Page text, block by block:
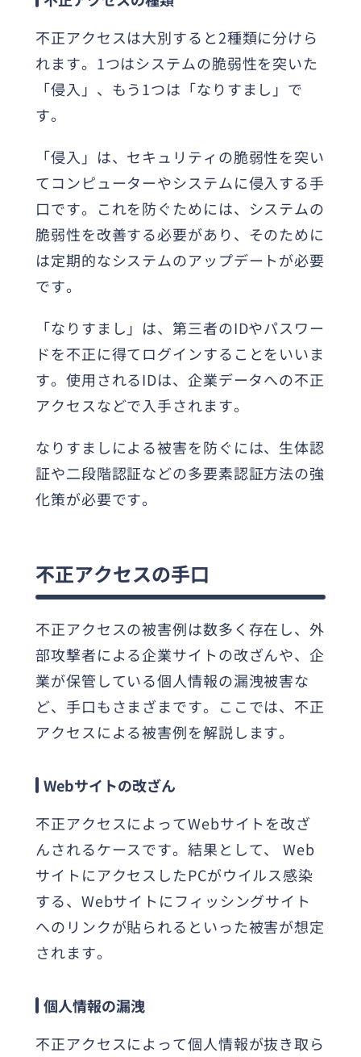
不正アクセスは大別すると2種類に分けら
れます。1つはシステムの脆弱性を突いた
「侵入」、もう1つは「なりすまし」で
す。
「侵入」は、セキュリティの脆弱性を突い
てコンピューターやシステムに侵入する手
口です。これを防ぐためには、システムの
脆弱性を改善する必要があり、そのために
は定期的なシステムのアップデートが必要
です。
「なりすまし」は、第三者のIDやパスワー
ドを不正に得てログインすることをいいま
す。使用されるIDは、企業データへの不正
アクセスなどで入手されます。
なりすましによる被害を防ぐには、生体認
証や二段階認証などの多要素認証方法の強
化策が必要です。
不正アクセスの手口
不正アクセスの被害例は数多く存在し、外
部攻撃者による企業サイトの改ざんや、企
業が保管している個人情報の漏洩被害な
ど、手口もさまざまです。ここでは、不正
アクセスによる被害例を解説します。
Webサイトの改ざん
不正アクセスによってWebサイトを改ざ
んされるケースです。結果として、 Web
サイトにアクセスしたPCがウイルス感染
する、Webサイトにフィッシングサイト
へのリンクが貼られるといった被害が想定
されます。
個人情報の漏洩
不正アクセスによって個人情報が抜き取ら